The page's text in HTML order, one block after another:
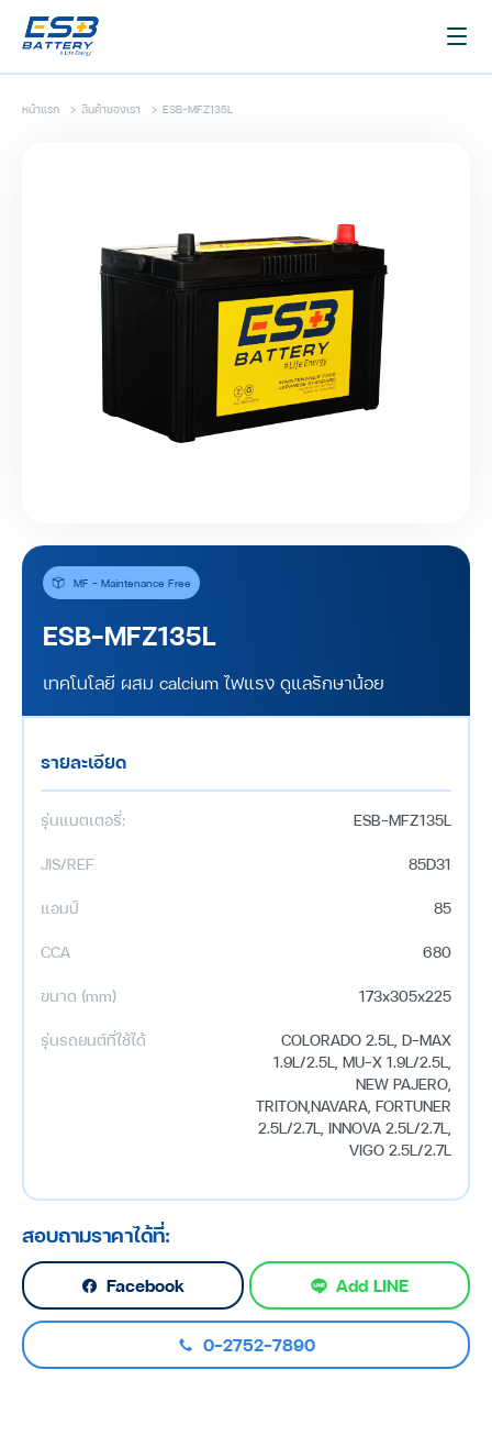
หน้าแรก > สินค้าของเรา > ESB-MFZ135L
MF - Maintenance Free
ESB-MFZ135L
เทคโนโลยี ผสม calcium ไฟแรง ดูแลรักษาน้อย
รายละเอียด
รุ่นแบตเตอรี่:
ESB-MFZ135L
JIS/REF
85D31
แอมป์
85
CCA
680
ขนาด (mm)
173x305x225
รุ่นรถยนต์ที่ใช้ได้
COLORADO 2.5L, D-MAX
1.9L/2.5L, MU-X 1.9L/2.5L,
NEW PAJERO,
TRITON,NAVARA, FORTUNER
2.5L/2.7L, INNOVA 2.5L/2.7L,
VIGO 2.5L/2.7L
สอบถามราคาได้ที่:
Facebook Add LINE
0-2752-7890